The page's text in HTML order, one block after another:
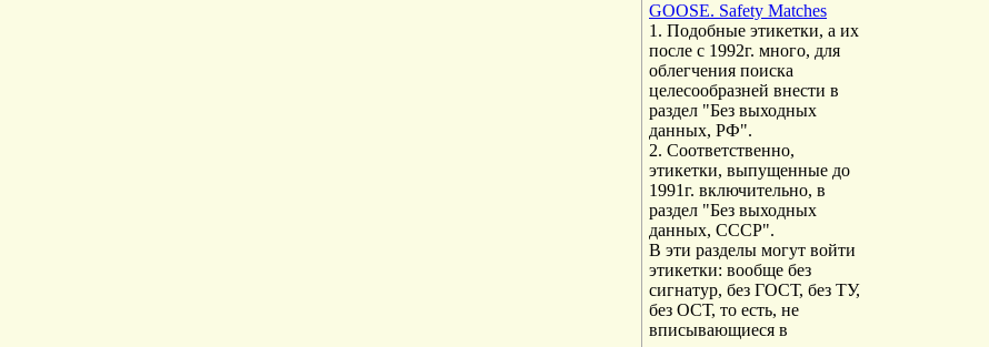
GOOSE. Safety Matches
1. Подобные этикетки, а их
после с 1992г. много, для
облегчения поиска
целесообразней внести в
раздел "Без выходных
данных, РФ".
2. Соответственно,
этикетки, выпущенные до
1991г. включительно, в
раздел "Без выходных
данных, СССР".
В эти разделы могут войти
этикетки: вообще без
сигнатур, без ГОСТ, без ТУ,
без ОСТ, то есть, не
вписывающиеся в